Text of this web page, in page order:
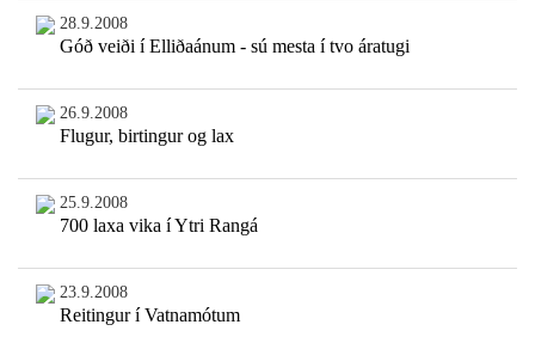
28.9.2008
Góð veiði í Elliðaánum - sú mesta í tvo áratugi
26.9.2008
Flugur, birtingur og lax
25.9.2008
700 laxa vika í Ytri Rangá
23.9.2008
Reitingur í Vatnamótum